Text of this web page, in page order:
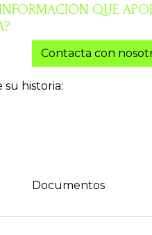
QUE
Contacta con
su historia:
Documentos